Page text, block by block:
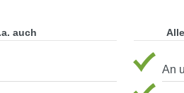
auch
An